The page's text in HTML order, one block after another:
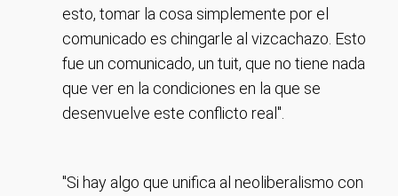
esto, tomar la cosa simplemente por el
comunicado es chingarle al vizcachazo. Esto
fue un comunicado, un tuit, que no tiene nada
que ver en la condiciones en la que se
desenvuelve este conflicto real".
"Si hay algo que unifica al neoliberalismo con